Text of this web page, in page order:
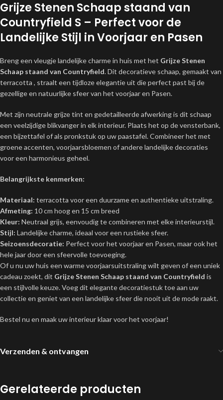
Grijze Stenen Schaap staand van
Countryfield S – Perfect voor de
Landelijke Stijl in Voorjaar en Pasen
Breng een vleugje landelijke charme in huis met het Grijze Stenen
Schaap staand van Countryfield. Dit decoratieve schaap, gemaakt van
terracotta , straalt een tijdloze elegantie uit die perfect past bij de
gezellige en natuurlijke sfeer van het voorjaar en Pasen.
Met zijn neutrale grijze tint en gedetailleerde afwerking is dit schaap
een veelzijdige blikvanger in elk interieur. Plaats het op de vensterbank,
een bijzettafel of als pronkstuk op uw paastafel. Combineer het met
groene accenten, voorjaarsbloemen of andere landelijke decoraties
voor een harmonieus geheel.
Belangrijkste kenmerken:
Materiaal: terracotta voor een duurzame en authentieke uitstraling.
Afmeting: 10 cm hoog en 15 cm breed
Kleur: Neutraal grijs, eenvoudig te combineren met elke interieurstijl.
Stijl: Landelijke charme, ideaal voor een rustieke sfeer.
Seizoensdecoratie: Perfect voor het voorjaar en Pasen, maar ook het
hele jaar door een sfeervolle toevoeging.
Of u nu uw huis een warme voorjaarsuitstraling wilt geven of een uniek
cadeau zoekt, dit Grijze Stenen Schaap staand van Countryfield is
een stijlvolle keuze. Voeg dit elegante decoratiestuk toe aan uw
collectie en geniet van een landelijke sfeer die nooit uit de mode raakt.
Bestel nu en maak uw interieur klaar voor het voorjaar!
Verzenden & ontvangen
Gerelateerde producten